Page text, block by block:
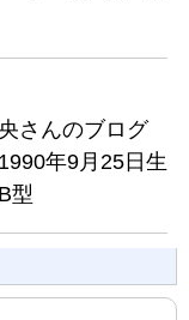
さんのブログ
年9月25日生
型